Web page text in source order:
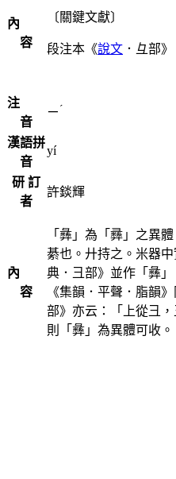
內
容
〔關鍵文獻〕
段注本《說文 ．彑部》
注
音
ㄧ ˊ
漢語拼
音
yí
研 訂
者
許錟輝
內
容
「彝」為「彞」之異
綦也。廾持之。米器
典．彐部》並作「彝
《集韻．平聲．脂韻
部》亦云：「上從彐
則「彝」為異體可收。